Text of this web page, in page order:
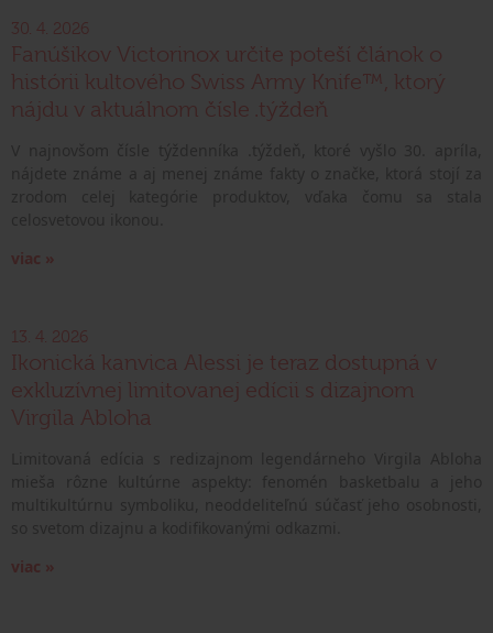
30. 4. 2026
Fanúšikov Victorinox určite poteší článok o
histórii kultového Swiss Army Knife™, ktorý
nájdu v aktuálnom čísle .týždeň
viac »
13. 4. 2026
Ikonická kanvica Alessi je teraz dostupná v
exkluzívnej limitovanej edícii s dizajnom
Virgila Abloha
viac »